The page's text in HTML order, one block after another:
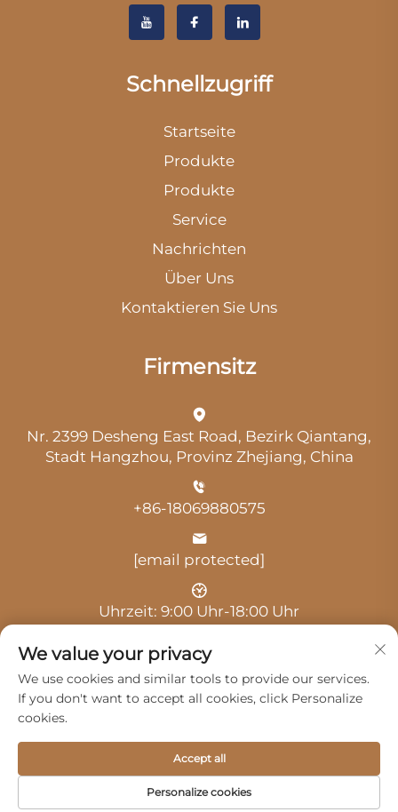
Schnellzugriff
Startseite
Produkte
Produkte
Service
Nachrichten
Über Uns
Kontaktieren Sie Uns
Firmensitz
Nr. 2399 Desheng East Road, Bezirk Qiantang,
Stadt Hangzhou, Provinz Zhejiang, China
+86-18069880575
[email protected]
Uhrzeit: 9:00 Uhr-18:00 Uhr
Automobile Service Co., Ltd. -
Produkte Service
Über Uns
Kontaktieren Sie Uns
We value your privacy
We use cookies and similar tools to provide our services.
If you don't want to accept all cookies, click Personalize
cookies.
Personalize cookies
Accept all